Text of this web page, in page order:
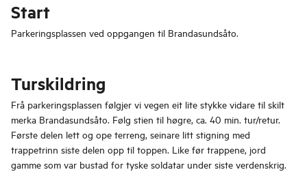
Start
Parkeringsplassen ved oppgangen til Brandasundsåto.
Turskildring
Frå parkeringsplassen følgjer vi vegen eit lite stykke vidare til skilt
merka Brandasundsåto. Følg stien til høgre, ca. 40 min. tur/retur.
Første delen lett og ope terreng, seinare litt stigning med
trappetrinn siste delen opp til toppen. Like før trappene, jord
gamme som var bustad for tyske soldatar under siste verdenskrig.